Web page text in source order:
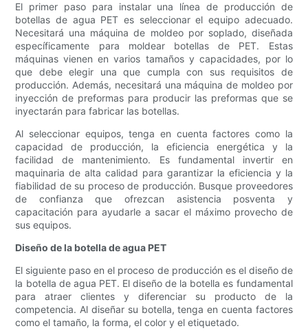
El primer paso para instalar una línea de producción de
botellas de agua PET es seleccionar el equipo adecuado.
Necesitará una máquina de moldeo por soplado, diseñada
específicamente para moldear botellas de PET. Estas
máquinas vienen en varios tamaños y capacidades, por lo
que debe elegir una que cumpla con sus requisitos de
producción. Además, necesitará una máquina de moldeo por
inyección de preformas para producir las preformas que se
inyectarán para fabricar las botellas.
Al seleccionar equipos, tenga en cuenta factores como la
capacidad de producción, la eficiencia energética y la
facilidad de mantenimiento. Es fundamental invertir en
maquinaria de alta calidad para garantizar la eficiencia y la
fiabilidad de su proceso de producción. Busque proveedores
de confianza que ofrezcan asistencia posventa y
capacitación para ayudarle a sacar el máximo provecho de
sus equipos.
Diseño de la botella de agua PET
El siguiente paso en el proceso de producción es el diseño de
la botella de agua PET. El diseño de la botella es fundamental
para atraer clientes y diferenciar su producto de la
competencia. Al diseñar su botella, tenga en cuenta factores
como el tamaño, la forma, el color y el etiquetado.